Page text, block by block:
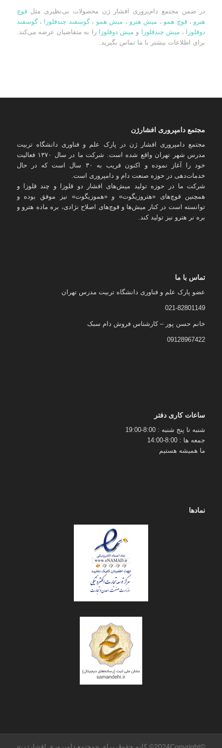
در ضمن مجتمع دام‌پروری افشار ژن محصولات بی‌نظیری مثلقوچ
هترو ،قوچ همو ، میش هترو ، میش همو ،گوسفند چندقلوزا ،گوسفند
دوقلوزا
، میش چندقلوزا و میش دوقلوزا
را به متقاضیان عرضه می‌کند.
برای اطلاعات بیشتر با ما تماس بگیرید.
مجتمع دامپروری افشارژن
مجتمع دامپروری افشار ژن در پارک علم و فناوری دانشگاه تربیت
مدرس شهر تهران واقع شده است. شرکت ما در سال ۱۳۷۰ فعالیت
خود را آغاز نموده و اکنون قریب به ۳۰ سال است که در حال
خدمات‌دهی در حوزه صنعت دام و دامپروری است.
شرکت ما در حوزه تولید میش‌های افشار دو قلوزا و چند قلوزا و
همچنین قوچ‌های «هتروزیگوت» و «هموزیگوت» نیز موفق بوده و
توانسته است در کنار میش‌ها و قوچ‌های اصلاح نژادی، بره ماده هترو و
بره نر هترو نیز تولید کند.
تماس با ما
عضو پارک علم و فناوری دانشگاه تربیت مدرس تهران
021-82801149
خانم حسن پور – کارشناس فروش دام سبک
09128967422
ساعات کاری دفتر
شنبه تا پنج شنبه : 8:00-19:00
جمعه ها : 8:00-14:00
ما همیشه هستیم
نمادها